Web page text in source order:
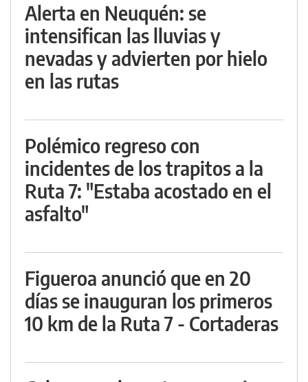
Alerta en Neuquén: se
intensifican las lluvias y
nevadas y advierten por hielo
en las rutas
Polémico regreso con
incidentes de los trapitos a la
Ruta 7: "Estaba acostado en el
asfalto"
Figueroa anunció que en 20
días se inauguran los primeros
10 km de la Ruta 7 - Cortaderas